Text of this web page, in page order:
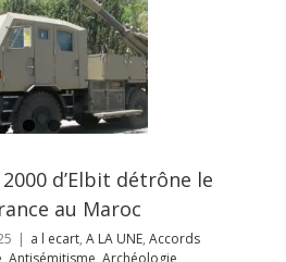
d’Elbit détrône le
au Maroc
| a l ecart, A LA UNE, Accords
, Antisémitisme, Archéologie,